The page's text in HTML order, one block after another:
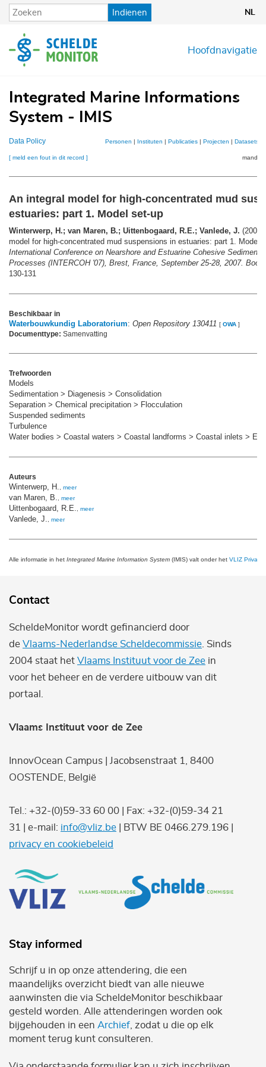
Overslaan
en
de
inhoud
Indienen NL
Hoofdnavigatie
Integrated Marine Informations
System - IMIS
Data Policy Personen | Instituten | Publicaties| Projecten | Datasets
[ meld een fout in dit record ] mandje
An integral model for high-concentrated mud
estuaries: part 1. Model set-up
Winterwerp, H.; van Maren, B.; Uittenbogaard, R.E.; Vanlede, J.
model for high-concentrated mud suspensions in estuaries: part 1. Model
International Conference on Nearshore and Estuarine Cohesive Sediment
Processes (INTERCOH '07), Brest, France, September 25-28, 2007.
130-131
Beschikbaar in
Waterbouwkundig Laboratorium: Open Repository 130411 [ OWA ]
Documenttype: Samenvatting
Trefwoorden
Models
Sedimentation > Diagenesis > Consolidation
Separation > Chemical precipitation > Flocculation
Suspended sediments
Turbulence
Water bodies > Coastal waters > Coastal landforms > Coastal inlets >
Auteurs
Winterwerp, H. meer
van Maren, B. meer
Uittenbogaard, R.E. meer
Vanlede, J. meer
Alle informatie in het Integrated Marine Information System (IMIS) valt onder het VLIZ Privacy
Contact
ScheldeMonitor wordt gefinancierd door
de Vlaams-Nederlandse Scheldecommissie . Sinds
2004 staat het Vlaams Instituut voor de Zee in
voor het beheer en de verdere uitbouw van dit
portaal.
Vlaams Instituut voor de Zee
InnovOcean Campus | Jacobsenstraat 1, 8400
OOSTENDE, België
Tel.: +32-(0)59-33 60 00 | Fax: +32-(0)59-34 21
31 | e-mail: info@vliz.be | BTW BE 0466.279.196 |
privacy en cookiebeleid
Stay informed
Schrijf u in op onze attendering, die een
maandelijks overzicht biedt van alle nieuwe
aanwinsten die via ScheldeMonitor beschikbaar
gesteld worden. Alle attenderingen worden ook
bijgehouden in een Archief , zodat u die op elk
moment terug kunt consulteren.